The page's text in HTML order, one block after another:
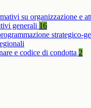
su organizzazione e
generali 16
strategico-
e codice di condotta 2